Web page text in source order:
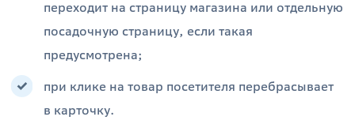
переходит на страницу магазина или отдельную
посадочную страницу, если такая
предусмотрена;
при клике на товар посетителя перебрасывает
в карточку.